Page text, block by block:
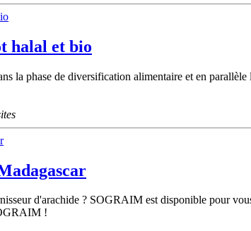
halal et bio
la phase de diversification alimentaire et en
d'arachide ? SOGRAIM est disponible pour
!